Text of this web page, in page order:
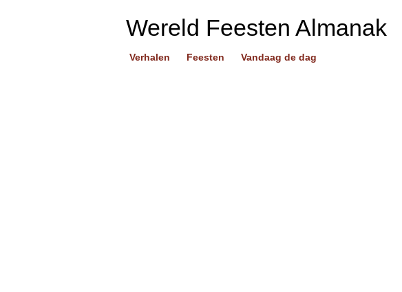
Wereld Feesten Almanak
Verhalen Feesten Vandaag de dag